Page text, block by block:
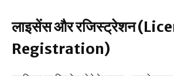
लाइसेंस और रजिस्ट्रेशन
Registration)